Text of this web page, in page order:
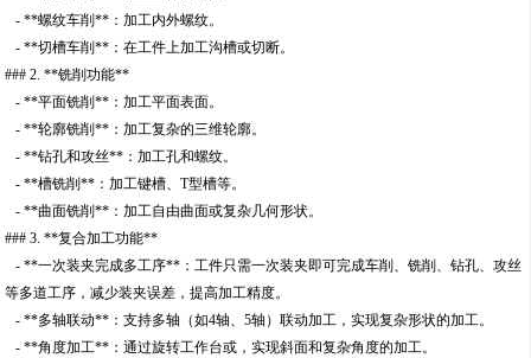
- **螺纹车削**：加工内外螺纹。
- **切槽车削**：在工件上加工沟槽或切断。
### 2. **铣削功能**
- **平面铣削**：加工平面表面。
- **轮廓铣削**：加工复杂的三维轮廓。
- **钻孔和攻丝**：加工孔和螺纹。
- **槽铣削**：加工键槽、T型槽等。
- **曲面铣削**：加工自由曲面或复杂几何形状。
### 3. **复合加工功能**
- **一次装夹完成多工序**：工件只需一次装夹即可完成车削、铣削、钻孔、攻丝
等多道工序，减少装夹误差，提高加工精度。
- **多轴联动**：支持多轴（如4轴、5轴）联动加工，实现复杂形状的加工。
- **角度加工**：通过旋转工作台或，实现斜面和复杂角度的加工。